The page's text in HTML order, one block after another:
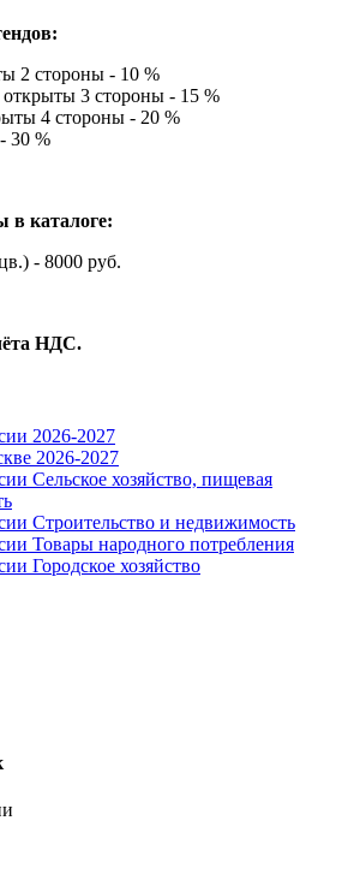
2 стороны - 10 %
3 стороны - 15 %
4 стороны - 20 %
30 %
в каталоге:
- 8000 руб.
НДС.
2026-2027
2026-2027
Сельское хозяйство, пищевая
Строительство и недвижимость
Товары народного потребления
Городское хозяйство